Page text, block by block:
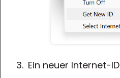
Ein neuer Internet-